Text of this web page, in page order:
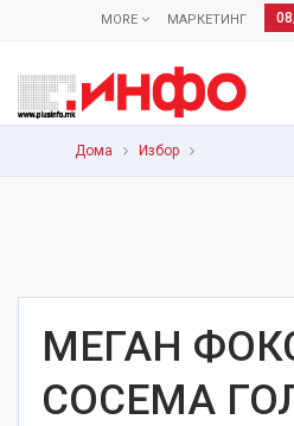
МАРКЕТИНГ
MORE
Дома Избор
МЕГАН
СОСЕМА